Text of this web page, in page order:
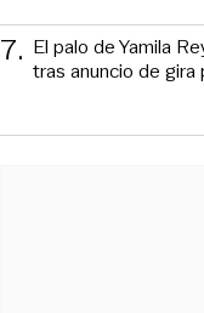
7. El palo de Yamila
tras anuncio de